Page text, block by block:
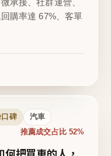
承接、社群運營、
購率達 67%、客單
碑 汽車
推薦成交占比 52%